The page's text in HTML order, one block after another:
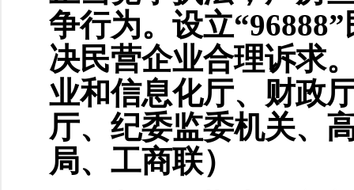
争行为。设立
决民营企业合理诉求
业和信息化厅、财政
厅、纪委监委机关、
局、工商联）